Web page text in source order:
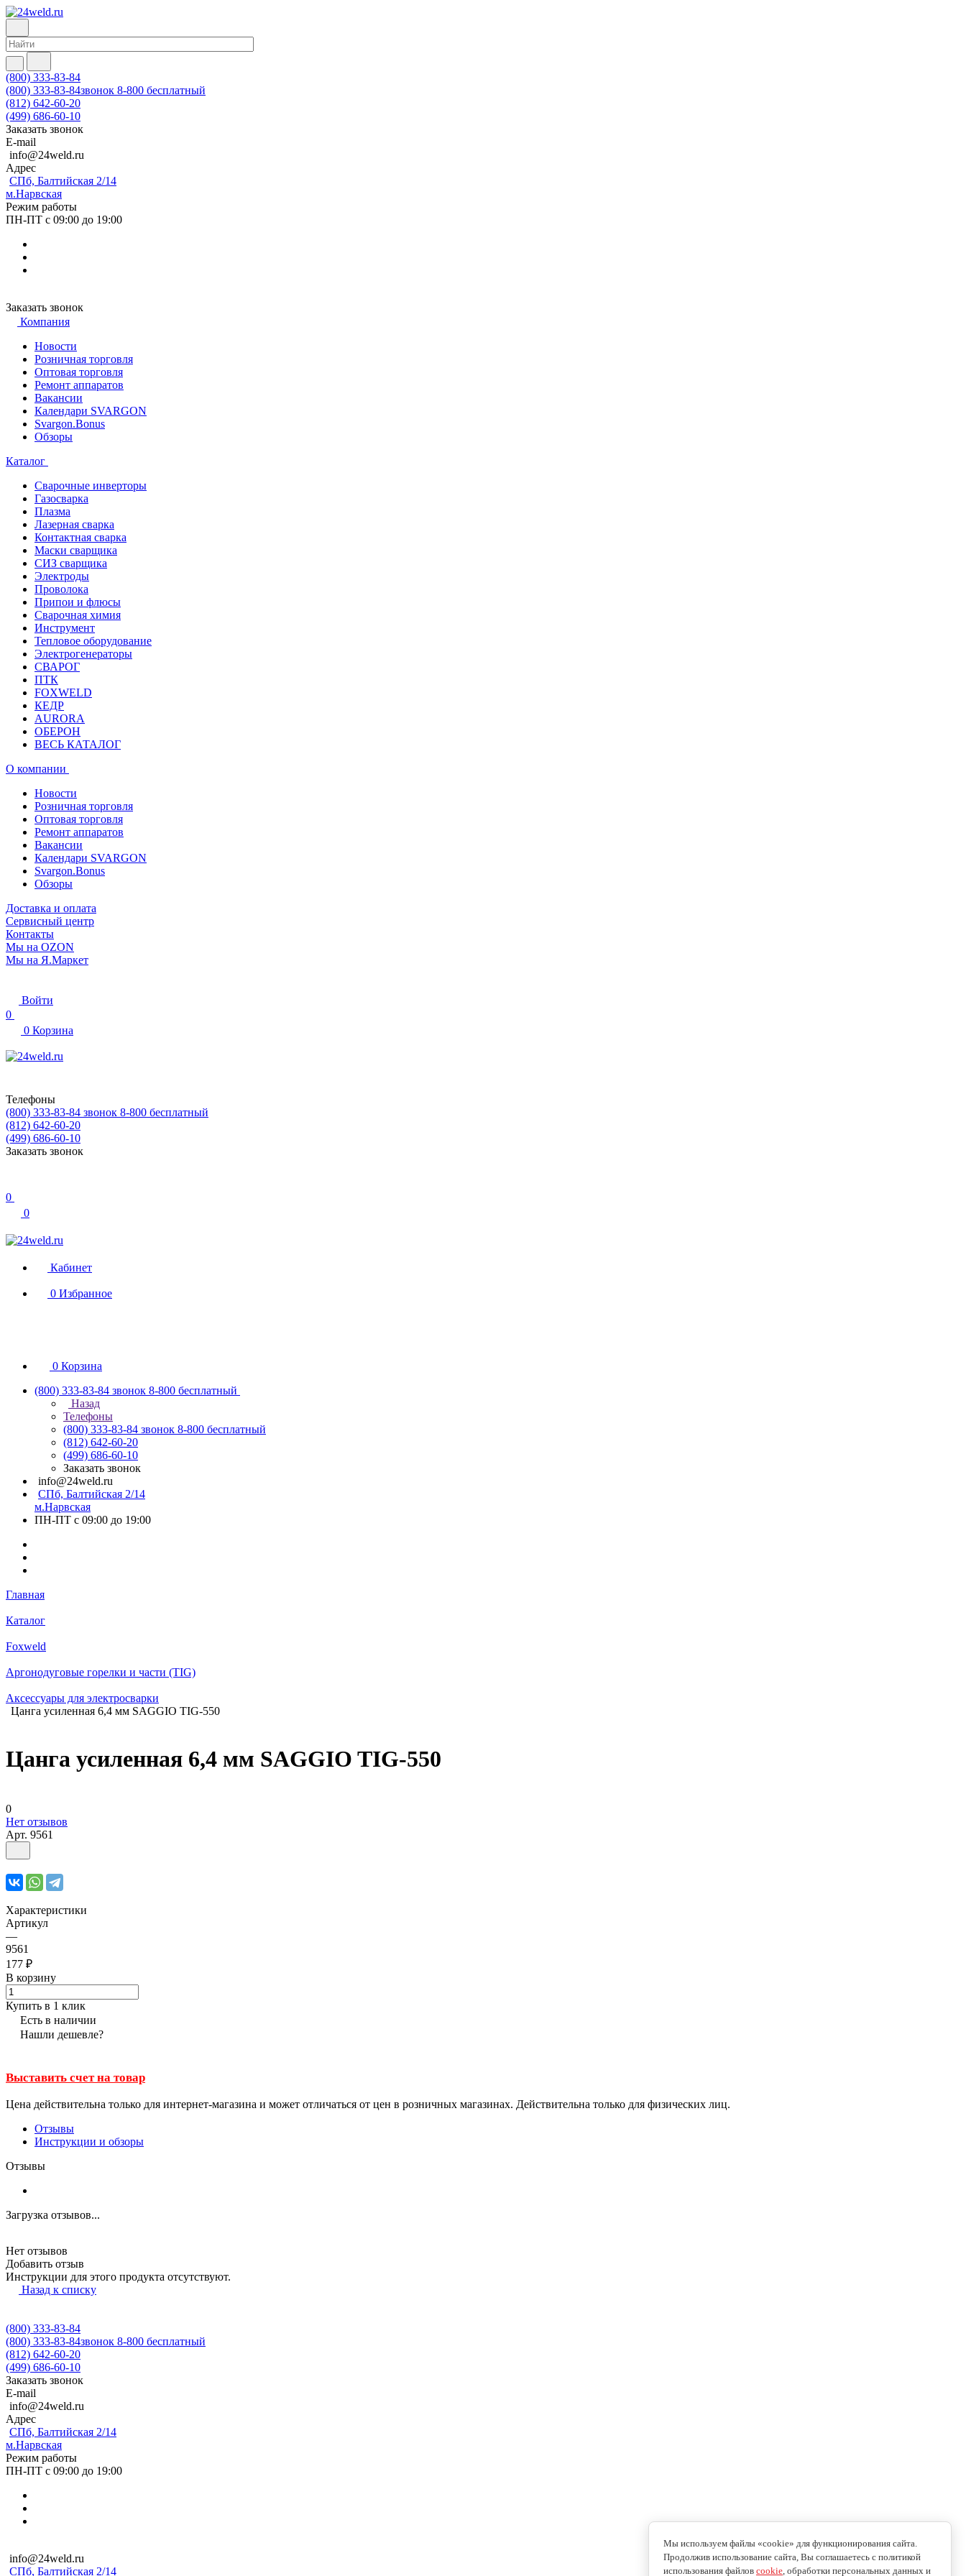
(800) 333-83-84
(800) 333-83-84звонок 8-800 бесплатный
(812) 642-60-20
(499) 686-60-10
Заказать звонок
E-mail
info@24weld.ru
Адрес
СПб, Балтийская 2/14
м.Нарвская
Режим работы
ПН-ПТ с 09:00 до 19:00
Заказать звонок
Компания
Новости
Розничная торговля
Оптовая торговля
Ремонт аппаратов
Вакансии
Календари SVARGON
Svargon.Bonus
Обзоры
Каталог
Сварочные инверторы
Газосварка
Плазма
Лазерная сварка
Контактная сварка
Маски сварщика
СИЗ сварщика
Электроды
Проволока
Припои и флюсы
Сварочная химия
Инструмент
Тепловое оборудование
Электрогенераторы
СВАРОГ
ПТК
FOXWELD
КЕДР
AURORA
ОБЕРОН
ВЕСЬ КАТАЛОГ
О компании
Новости
Розничная торговля
Оптовая торговля
Ремонт аппаратов
Вакансии
Календари SVARGON
Svargon.Bonus
Обзоры
Доставка и оплата
Сервисный центр
Контакты
Мы на OZON
Мы на Я.Маркет
Войти
0
0 Корзина
Телефоны
(800) 333-83-84 звонок 8-800 бесплатный
(812) 642-60-20
(499) 686-60-10
Заказать звонок
0
0
Кабинет
0 Избранное
0 Корзина
(800) 333-83-84 звонок 8-800 бесплатный
Назад
Телефоны
(800) 333-83-84 звонок 8-800 бесплатный
(812) 642-60-20
(499) 686-60-10
Заказать звонок
info@24weld.ru
СПб, Балтийская 2/14
м.Нарвская
ПН-ПТ с 09:00 до 19:00
Главная
Каталог
Foxweld
Аргонодуговые горелки и части (TIG)
Аксессуары для электросварки
Цанга усиленная 6,4 мм SAGGIO TIG-550
Цанга усиленная 6,4 мм SAGGIO TIG-550
0
Нет отзывов
Арт. 9561
Характеристики
Артикул
—
9561
177 ₽
В корзину
Купить в 1 клик
Есть в наличии
Нашли дешевле?
Выставить счет на товар
Цена действительна только для интернет-магазина и может отличаться от цен в розничных магазинах. Действительна только для физических лиц.
Отзывы
Инструкции и обзоры
Отзывы
Загрузка отзывов...
Нет отзывов
Добавить отзыв
Инструкции для этого продукта отсутствуют.
Назад к списку
(800) 333-83-84
(800) 333-83-84звонок 8-800 бесплатный
(812) 642-60-20
(499) 686-60-10
Заказать звонок
E-mail
info@24weld.ru
Адрес
СПб, Балтийская 2/14
м.Нарвская
Режим работы
ПН-ПТ с 09:00 до 19:00
info@24weld.ru
СПб, Балтийская 2/14
Мы используем файлы «cookie» для функционирования сайта.
Продолжив использование сайта, Вы соглашаетесь с политикой
использования файлов cookie, обработки персональных данных и